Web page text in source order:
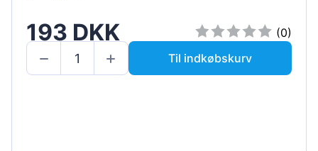
193 DKK
(0)
Til indkøbskurv